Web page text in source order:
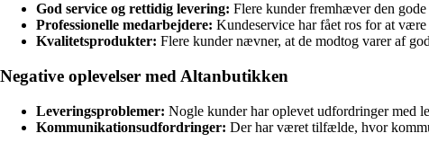
God service og rettidig levering: Flere kunder fremhæver den
Professionelle medarbejdere: Kundeservice har fået ros for at
Kvalitetsprodukter: Flere kunder nævner, at de modtog varer af
Negative oplevelser med Altanbutikken
Leveringsproblemer: Nogle kunder har oplevet udfordringer med
Kommunikationsudfordringer: Der har været tilfælde, hvor